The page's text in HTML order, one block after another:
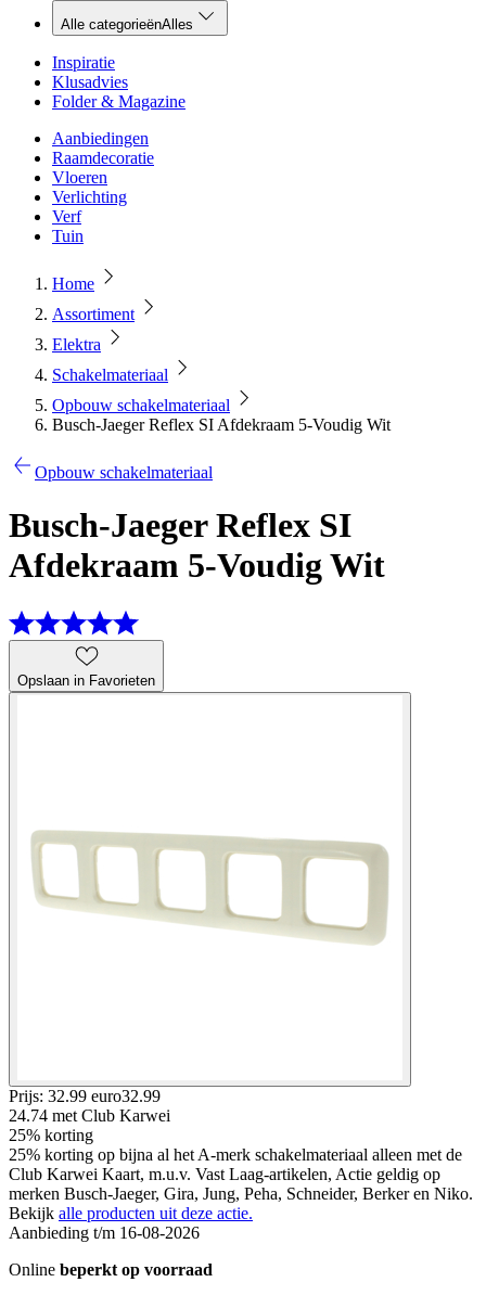
Alle categorieënAlles
Inspiratie
Klusadvies
Folder & Magazine
Aanbiedingen
Raamdecoratie
Vloeren
Verlichting
Verf
Tuin
Home
Assortiment
Elektra
Schakelmateriaal
Opbouw schakelmateriaal
Busch-Jaeger Reflex SI Afdekraam 5-Voudig Wit
Opbouw schakelmateriaal
Busch-Jaeger Reflex SI
Afdekraam 5-Voudig Wit
Opslaan in Favorieten
Prijs: 32.99 euro32.99
24.74 met Club Karwei
25% korting
25% korting op bijna al het A-merk schakelmateriaal alleen met de
Club Karwei Kaart, m.u.v. Vast Laag-artikelen, Actie geldig op
merken Busch-Jaeger, Gira, Jung, Peha, Schneider, Berker en Niko.
Bekijk alle producten uit deze actie.
Aanbieding t/m 16-08-2026
Online beperkt op voorraad